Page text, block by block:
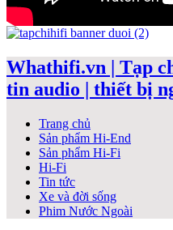
Whathifi.vn | Tạp
tin audio | thiết bị
Trang chủ
Sản phẩm Hi-End
Sản phẩm Hi-Fi
Hi-Fi
Tin tức
Xe và đời sống
Phim Nước Ngoài